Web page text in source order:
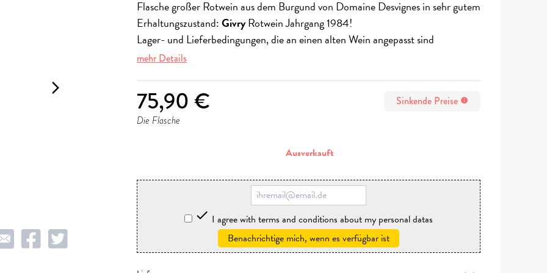
arrow_forward_ios
Flasche großer Rotwein aus dem Burgund von Domaine Desvignes in sehr gutem
Erhaltungszustand:GivryRotwein Jahrgang 1984!
Lager- und Lieferbedingungen, die an einen alten Wein angepasst sind
mehr Details
75,90 € Sinkende Preise info
Die Flasche
Ausverkauft
 I agree with terms and conditions about my personal datas
Benachrichtige mich, wenn es verfügbar ist